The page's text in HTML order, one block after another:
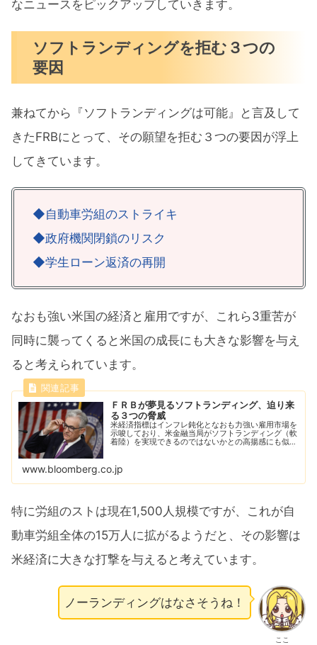
なニュースをピックアップしていきます。
ソフトランディングを拒む３つの
要因
兼ねてから『ソフトランディングは可能』と言及して
きたFRBにとって、その願望を拒む３つの要因が浮上
してきています。
◆自動車労組のストライキ
◆政府機関閉鎖のリスク
◆学生ローン返済の再開
なおも強い米国の経済と雇用ですが、これら3重苦が
同時に襲ってくると米国の成長にも大きな影響を与え
ると考えられています。
ＦＲＢが夢見るソフトランディング、迫り来
る３つの脅威
米経済指標はインフレ鈍化となおも力強い雇用市場を
示唆しており、米金融当局がソフトランディング（軟
着陸）を実現できるのではないかとの高揚感にも似た
こ...
www.bloomberg.co.jp
特に労組のストは現在1,500人規模ですが、これが自
動車労組全体の15万人に拡がるようだと、その影響は
米経済に大きな打撃を与えると考えています。
ここ
ノーランディングはなさそうね！